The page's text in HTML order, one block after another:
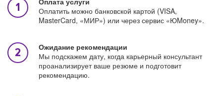
Оплатить можно банковской картой (VISA,
MasterCard, «МИР») или через сервис «ЮMoney».
Ожидание рекомендации
Мы подскажем дату, когда карьерный консультант
проанализирует ваше резюме и подготовит
рекомендацию.